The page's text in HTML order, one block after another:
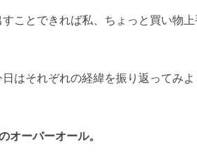
ことできれば私、ちょっと買い物上
はそれぞれの経緯を振り返ってみよ
オーバーオール。